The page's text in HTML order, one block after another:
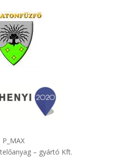
P_MAX
– gyártó Kft.